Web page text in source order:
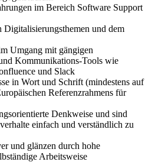
im Bereich Software Support
Digitalisierungsthemen und dem
Umgang mit gängigen
Kommunikations-Tools wie
und Slack
in Wort und Schrift (mindestens auf
Referenzrahmens für
Denkweise und sind
einfach und verständlich zu
und glänzen durch hohe
Arbeitsweise